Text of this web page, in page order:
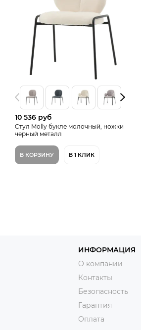
10 536 руб
Стул Molly букле молочный, ножки
черный металл
В КОРЗИНУ В 1 КЛИК
ИНФОРМАЦИЯ
О компании
Контакты
Безопасность
Гарантия
Оплата